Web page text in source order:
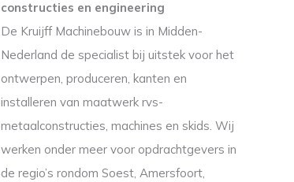
constructies en engineering
De Kruijff Machinebouw is in Midden-
Nederland de specialist bij uitstek voor het
ontwerpen, produceren, kanten en
installeren van maatwerk rvs-
metaalconstructies, machines en skids. Wij
werken onder meer voor opdrachtgevers in
de regio’s rondom Soest, Amersfoort,